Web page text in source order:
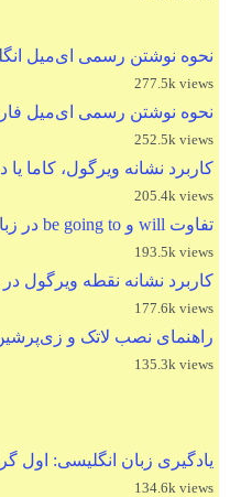
نحوه نوشتن رسمی ای‌میل
277.5k views
نحوه نوشتن رسمی ای‌میل
252.5k views
کاربرد نشانه ویرگول، کاما یا
205.4k views
تفاوت will و be going to در زبان انگلیسی
193.5k views
کاربرد نشانه نقطه ویرگول در
177.6k views
راهنمای نصب لاتک و
135.3k views
یادگیری زبان انگلیسی: اول
134.6k views